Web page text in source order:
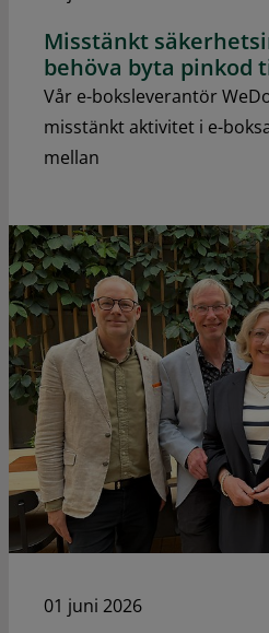
Misstänkt
behöva byta pinkod
Vår e-boksleverantör
misstänkt aktivitet i e-
mellan
01 juni 2026